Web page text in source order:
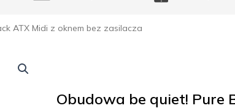
ATX Midi z oknem bez zasilacza
Obudowa be quiet! Pure